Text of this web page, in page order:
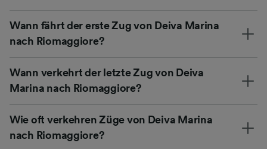
Wann fährt der erste Zug von Deiva Marina
nach Riomaggiore?
Wann verkehrt der letzte Zug von Deiva
Marina nach Riomaggiore?
Wie oft verkehren Züge von Deiva Marina
nach Riomaggiore?